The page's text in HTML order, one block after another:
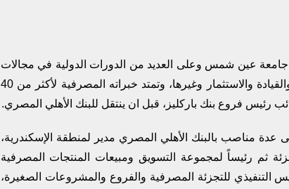
عين شمس وعلى العديد من الدورات الدولية في مجالات
العمليات والإدارة والائتمان وإدارة المخاطر والقيادة والاستثمار وغيرها، وتمتد خبراته المصرفية لأكثر من 40
رئيس فروع بنك باركليز، قبل ان ينتقل للبنك الأهلي المصري.
الأهلي المصري عام 2008 وتولى عدة مناصب بالبنك الأهلي المصري مدير لمنطقة الإسكندرية،
ثم رئيساً لمجموعة التسويق ومبيعات المنتجات المصرفية
التنفيذي للتجزئة المصرفية والفروع والمشروعات الصغيرة،